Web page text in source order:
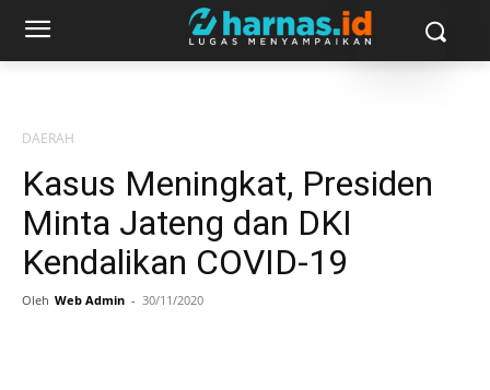
DAERAH
Kasus Meningkat, Presiden
Minta Jateng dan DKI
Kendalikan COVID-19
Oleh Web Admin - 30/11/2020